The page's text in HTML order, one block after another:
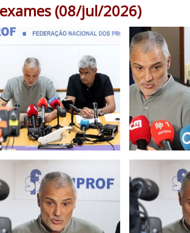
(08/jul/2026)